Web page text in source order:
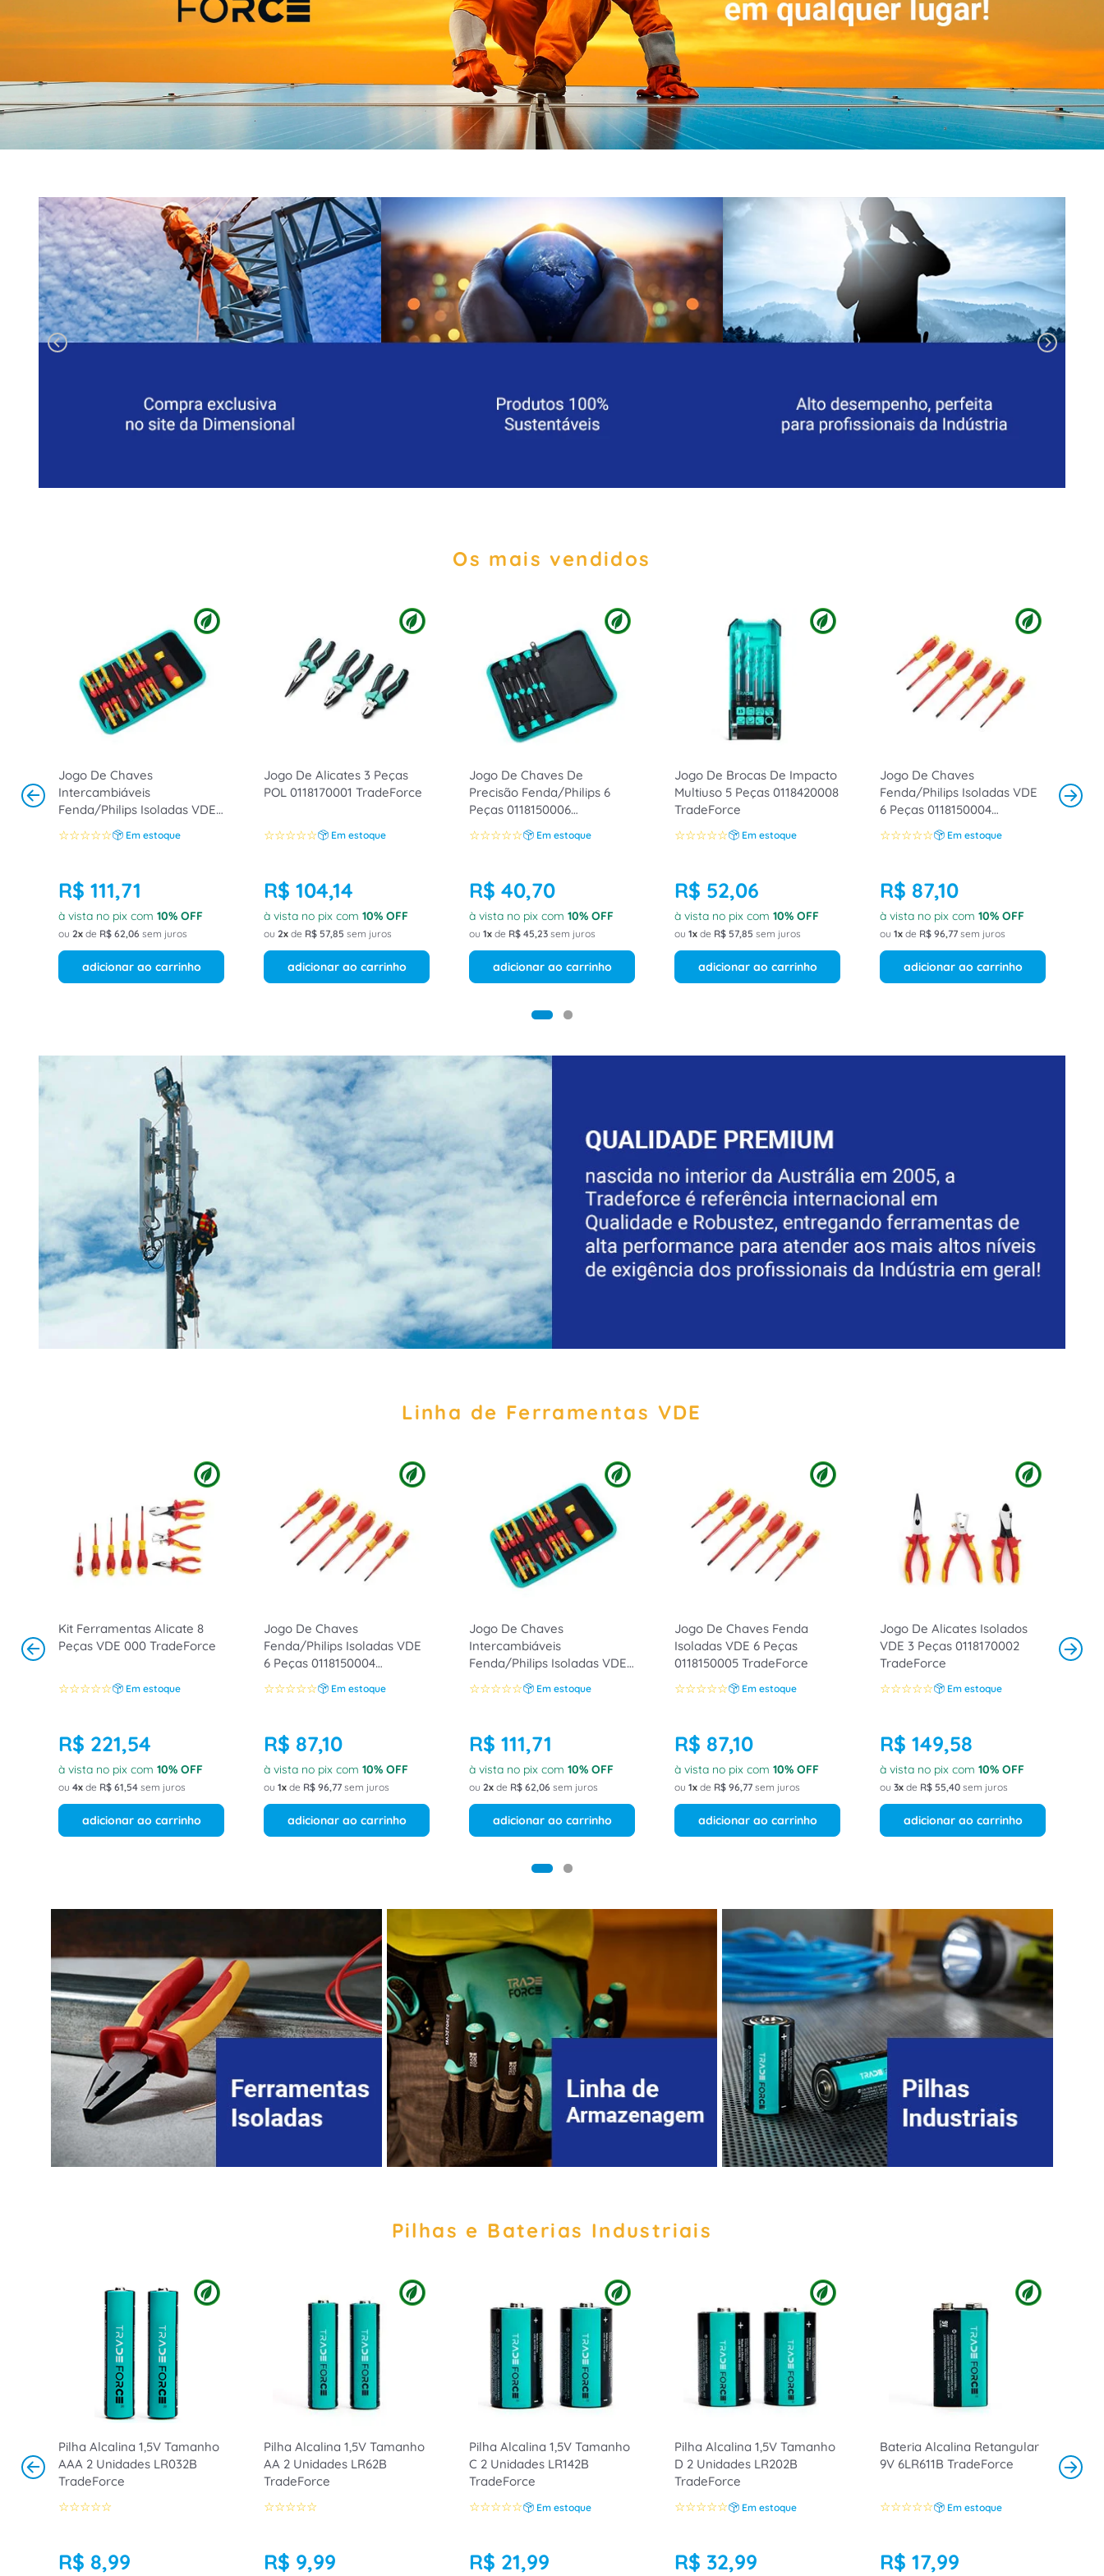
Os mais vendidos
Jogo De Chaves
Intercambiáveis
Fenda/Philips Isoladas VDE
12 Peças 0118150003
TradeForce
☆☆☆☆☆ Em estoque
R$ 111,71
à vista no pix com 10% OFF
ou 2 de R$ 62 06 sem juros
adicionar ao carrinho
Jogo De Alicates 3 Peças
POL 0118170001 TradeForce
☆☆☆☆☆ Em estoque
R$ 104,14
à vista no pix com 10% OFF
ou 2 de R$ 57 85 sem juros
adicionar ao carrinho
Jogo De Chaves De
Precisão Fenda/Philips 6
Peças 0118150006
TradeForce
☆☆☆☆☆ Em estoque
R$ 40,70
à vista no pix com 10% OFF
ou 1 de R$ 45 23 sem juros
adicionar ao carrinho
Jogo De Brocas De Impacto
Multiuso 5 Peças 0118420008
TradeForce
☆☆☆☆☆ Em estoque
R$ 52,06
à vista no pix com 10% OFF
ou 1 de R$ 57 85 sem juros
adicionar ao carrinho
Jogo De Chaves
Fenda/Philips Isoladas VDE
6 Peças 0118150004
TradeForce
☆☆☆☆☆ Em estoque
R$ 87,10
à vista no pix com 10% OFF
ou 1 de R$ 96 77 sem juros
adicionar ao carrinho
Linha de Ferramentas VDE
Kit Ferramentas Alicate 8
Peças VDE 000 TradeForce
☆☆☆☆☆ Em estoque
R$ 221,54
à vista no pix com 10% OFF
ou 4 de R$ 61 54 sem juros
adicionar ao carrinho
Jogo De Chaves
Fenda/Philips Isoladas VDE
6 Peças 0118150004
TradeForce
☆☆☆☆☆ Em estoque
R$ 87,10
à vista no pix com 10% OFF
ou 1 de R$ 96 77 sem juros
adicionar ao carrinho
Jogo De Chaves
Intercambiáveis
Fenda/Philips Isoladas VDE
12 Peças 0118150003
TradeForce
☆☆☆☆☆ Em estoque
R$ 111,71
à vista no pix com 10% OFF
ou 2 de R$ 62 06 sem juros
adicionar ao carrinho
Jogo De Chaves Fenda
Isoladas VDE 6 Peças
0118150005 TradeForce
☆☆☆☆☆ Em estoque
R$ 87,10
à vista no pix com 10% OFF
ou 1 de R$ 96 77 sem juros
adicionar ao carrinho
Jogo De Alicates Isolados
VDE 3 Peças 0118170002
TradeForce
☆☆☆☆☆ Em estoque
R$ 149,58
à vista no pix com 10% OFF
ou 3 de R$ 55 40 sem juros
adicionar ao carrinho
Pilhas e Baterias Industriais
Pilha Alcalina 1,5V Tamanho
AAA 2 Unidades LR032B
TradeForce
☆☆☆☆☆
R$ 8,99
Pilha Alcalina 1,5V Tamanho
AA 2 Unidades LR62B
TradeForce
☆☆☆☆☆
R$ 9,99
Pilha Alcalina 1,5V Tamanho
C 2 Unidades LR142B
TradeForce
☆☆☆☆☆ Em estoque
R$ 21,99
Pilha Alcalina 1,5V Tamanho
D 2 Unidades LR202B
TradeForce
☆☆☆☆☆ Em estoque
R$ 32,99
Bateria Alcalina Retangular
9V 6LR611B TradeForce
☆☆☆☆☆ Em estoque
R$ 17,99
8º fita isolante
10º disjuntor motor